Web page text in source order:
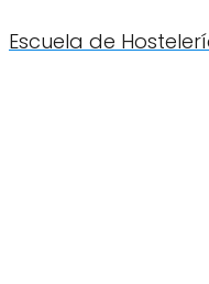
Escuela de